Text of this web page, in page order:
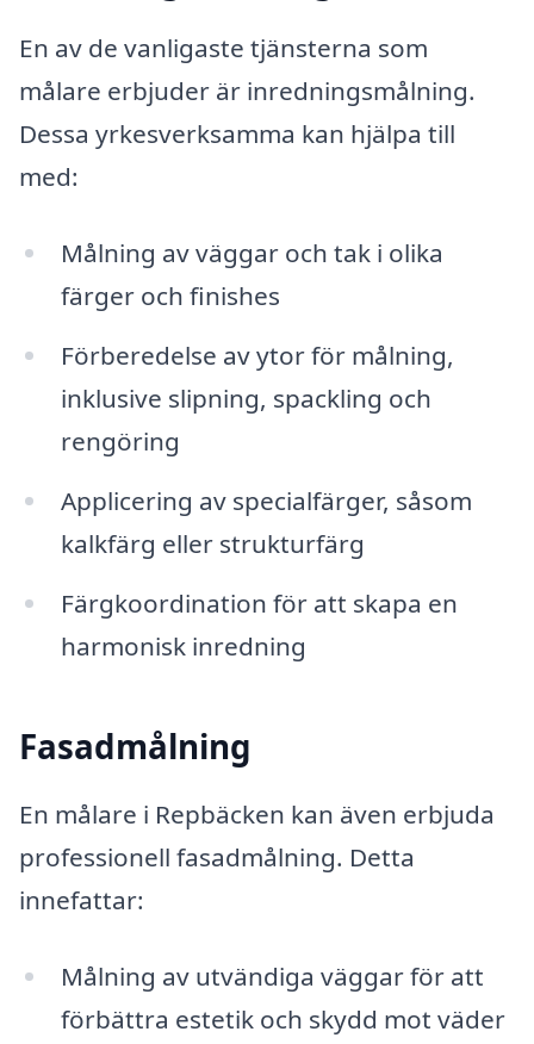
En av de vanligaste tjänsterna som
målare erbjuder är inredningsmålning.
Dessa yrkesverksamma kan hjälpa till
med:
Målning av väggar och tak i olika
färger och finishes
Förberedelse av ytor för målning,
inklusive slipning, spackling och
rengöring
Applicering av specialfärger, såsom
kalkfärg eller strukturfärg
Färgkoordination för att skapa en
harmonisk inredning
Fasadmålning
En målare i Repbäcken kan även erbjuda
professionell fasadmålning. Detta
innefattar:
Målning av utvändiga väggar för att
förbättra estetik och skydd mot väder